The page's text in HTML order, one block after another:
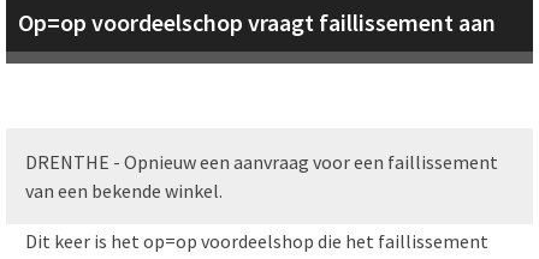
Op=op voordeelschop vraagt faillissement aan
DRENTHE - Opnieuw een aanvraag voor een faillissement
van een bekende winkel.
Dit keer is het op=op voordeelshop die het faillissement